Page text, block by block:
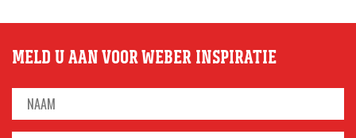
MELD U AAN VOOR WEBER INSPIRATIE